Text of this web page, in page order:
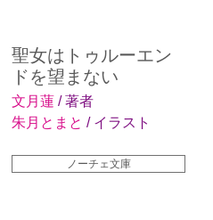
聖女はトゥルーエン
ドを望まない
文月蓮 / 著者
朱月とまと / イラスト
ノーチェ文庫